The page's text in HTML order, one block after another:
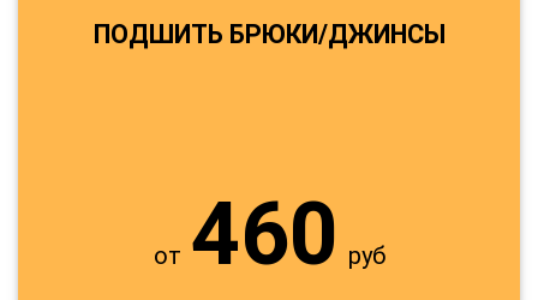
ПОДШИТЬ БРЮКИ/ДЖИНСЫ
от 460 руб